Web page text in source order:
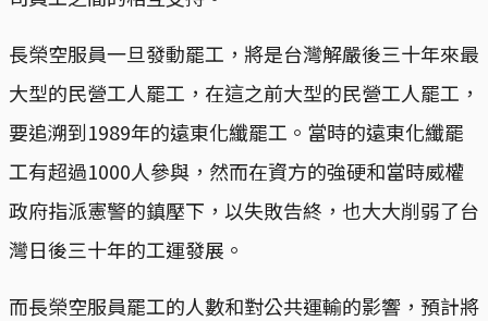
長榮空服員一旦發動罷工，將是台灣解嚴後三十年來最
大型的民營工人罷工，在這之前大型的民營工人罷工，
要追溯到1989年的遠東化纖罷工。當時的遠東化纖罷
工有超過1000人參與，然而在資方的強硬和當時威權
政府指派憲警的鎮壓下，以失敗告終，也大大削弱了台
灣日後三十年的工運發展。
而長榮空服員罷工的人數和對公共運輸的影響，預計將